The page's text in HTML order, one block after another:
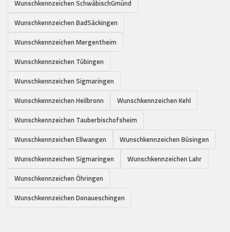
Wunschkennzeichen SchwäbischGmünd
Wunschkennzeichen BadSäckingen
Wunschkennzeichen Mergentheim
Wunschkennzeichen Tübingen
Wunschkennzeichen Sigmaringen
Wunschkennzeichen Heilbronn
Wunschkennzeichen Kehl
Wunschkennzeichen Tauberbischofsheim
Wunschkennzeichen Ellwangen
Wunschkennzeichen Büsingen
Wunschkennzeichen Sigmaringen
Wunschkennzeichen Lahr
Wunschkennzeichen Öhringen
Wunschkennzeichen Donaueschingen